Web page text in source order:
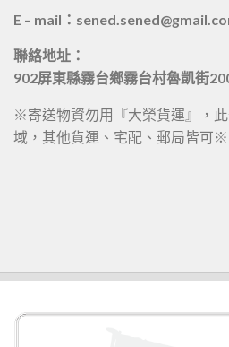
E – mail：
聯絡地址：
902屏東縣霧台鄉霧台村魯凱街
※寄送物資勿用『大榮貨運』，
域，其他貨運、宅配、郵局皆可※